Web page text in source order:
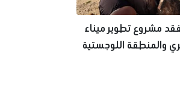
مشروع تطوير ميناء
والمنطقة اللوجستية